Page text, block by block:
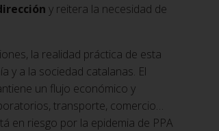
y reitera la necesidad de
la realidad práctica de esta
y a la sociedad catalanas. El
un flujo económico y
transporte, comercio…
en riesgo por la epidemia de PPA